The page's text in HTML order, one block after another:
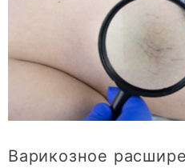
Варикозное